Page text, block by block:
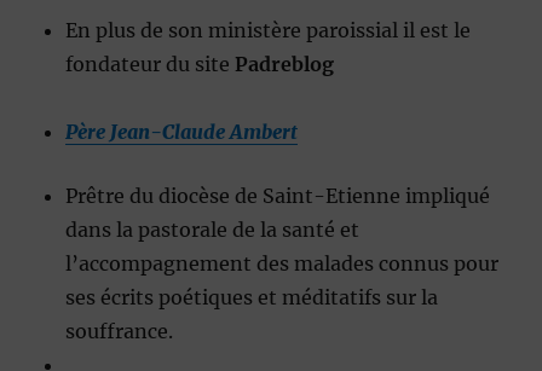
En plus de son ministère paroissial il est le
fondateur du site Padreblog
Père Jean-Claude Ambert
Prêtre du diocèse de Saint-Etienne impliqué
dans la pastorale de la santé et
l’accompagnement des malades connus pour
ses écrits poétiques et méditatifs sur la
souffrance.